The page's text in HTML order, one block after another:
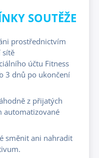
SOUTĚŽE
prostřednictvím
sítě
účtu Fitness
3 dnů po ukončení
z přijatých
automatizované
směnit ani nahradit